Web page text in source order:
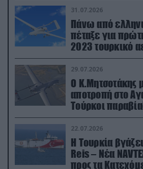
31.07.2026
Πάνω από
πέταξε για
2023 τουρκικό
29.07.2026
Ο Κ.Μητσοτάκης
αποτροπή στο
Τούρκοι
drone
22.07.2026
Η Τουρκία
Reis – Νέα
προς τα